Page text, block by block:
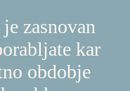
zasnovan
kar
obdobje